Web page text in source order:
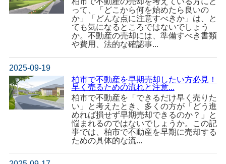
って、「どこから何を始めたら良いの
か」「どんな点に注意すべきか」は、と
ても気になるところではないでしょう
か。不動産の売却には、準備すべき書類
や費用、法的な確認事...
2025-09-19
柏市で不動産を早期売却したい方必見！
早く売るための流れと注意...
柏市で不動産を「できるだけ早く売りた
い」と考えたとき、多くの方が「どう進
めれば損せず早期売却できるのか？」と
悩まれるのではないでしょうか。この記
事では、柏市で不動産を早期に売却する
ための具体的な流...